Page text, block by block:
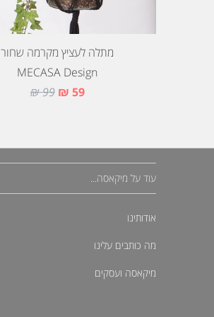
מתלה לעציץ מקרמה שחור
MECASA Design
59 ₪
99 ₪
עוד על מיקאסה...
אודותינו
מה כותבים עלינו
מיקאסה ועסקים